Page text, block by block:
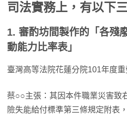
司法實務上，有以下
1. 審酌坊間製作的「各殘
動能力比率表」
臺灣高等法院花蓮分院101年度重
蔡○○主張：其因本件職業災害致
險失能給付標準第三條規定附表